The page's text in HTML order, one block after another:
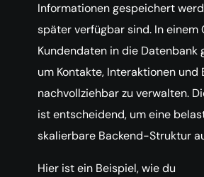
Informationen gespeichert
später verfügbar sind. In einem
Kundendaten in die Datenbank
um Kontakte, Interaktionen und
nachvollziehbar zu verwalten.
ist entscheidend, um eine
skalierbare Backend-Struktur
Hier ist ein Beispiel, wie du